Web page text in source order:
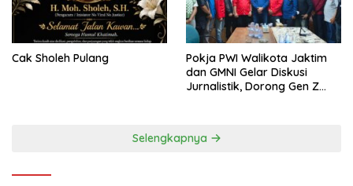
Cak Sholeh Pulang
Pokja PWI Walikota Jaktim
dan GMNI Gelar Diskusi
Jurnalistik, Dorong Gen Z
Selengkapnya